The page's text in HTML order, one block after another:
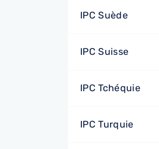
IPC Suède
IPC Suisse
IPC Tchéquie
IPC Turquie